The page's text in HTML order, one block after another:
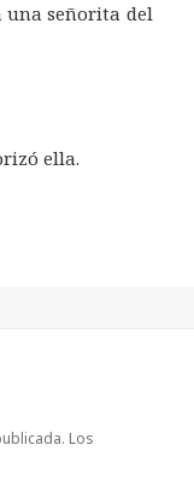
una señorita del
ella.
Los